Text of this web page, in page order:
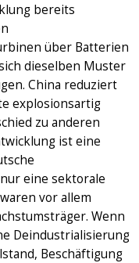
bereits
über Batterien
dieselben Muster
China reduziert
explosionsartig
zu anderen
ist eine
eine sektorale
vor allem
Wenn
Deindustrialisierung
Beschäftigung